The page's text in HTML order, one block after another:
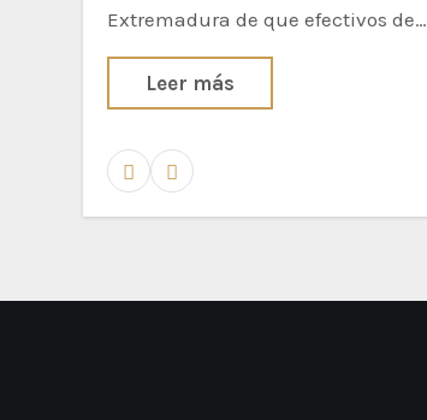
Extremadura de que efectivos de…
Leer más